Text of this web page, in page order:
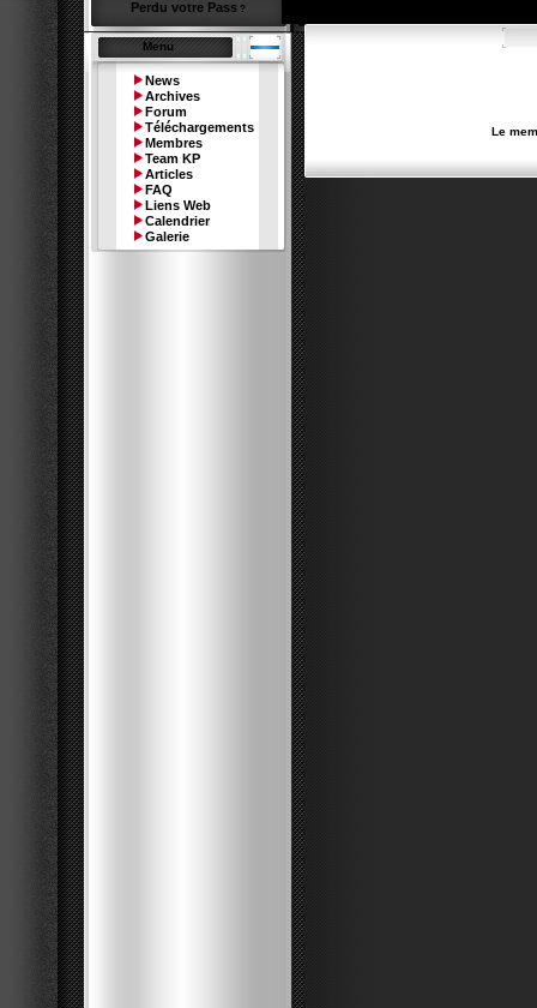
Perdu votre Pass ?
Menu
News
Archives
Forum
Téléchargements
Membres
Team KP
Articles
FAQ
Liens Web
Calendrier
Galerie
Le